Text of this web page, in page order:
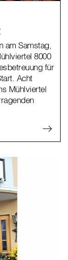
am Samstag,
8000
für
Acht
Mühlviertel